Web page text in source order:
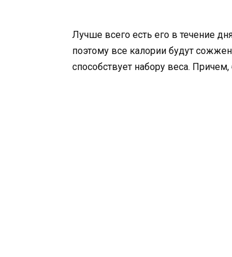
Лучше всего есть его в течение
поэтому все калории будут
способствует набору веса.